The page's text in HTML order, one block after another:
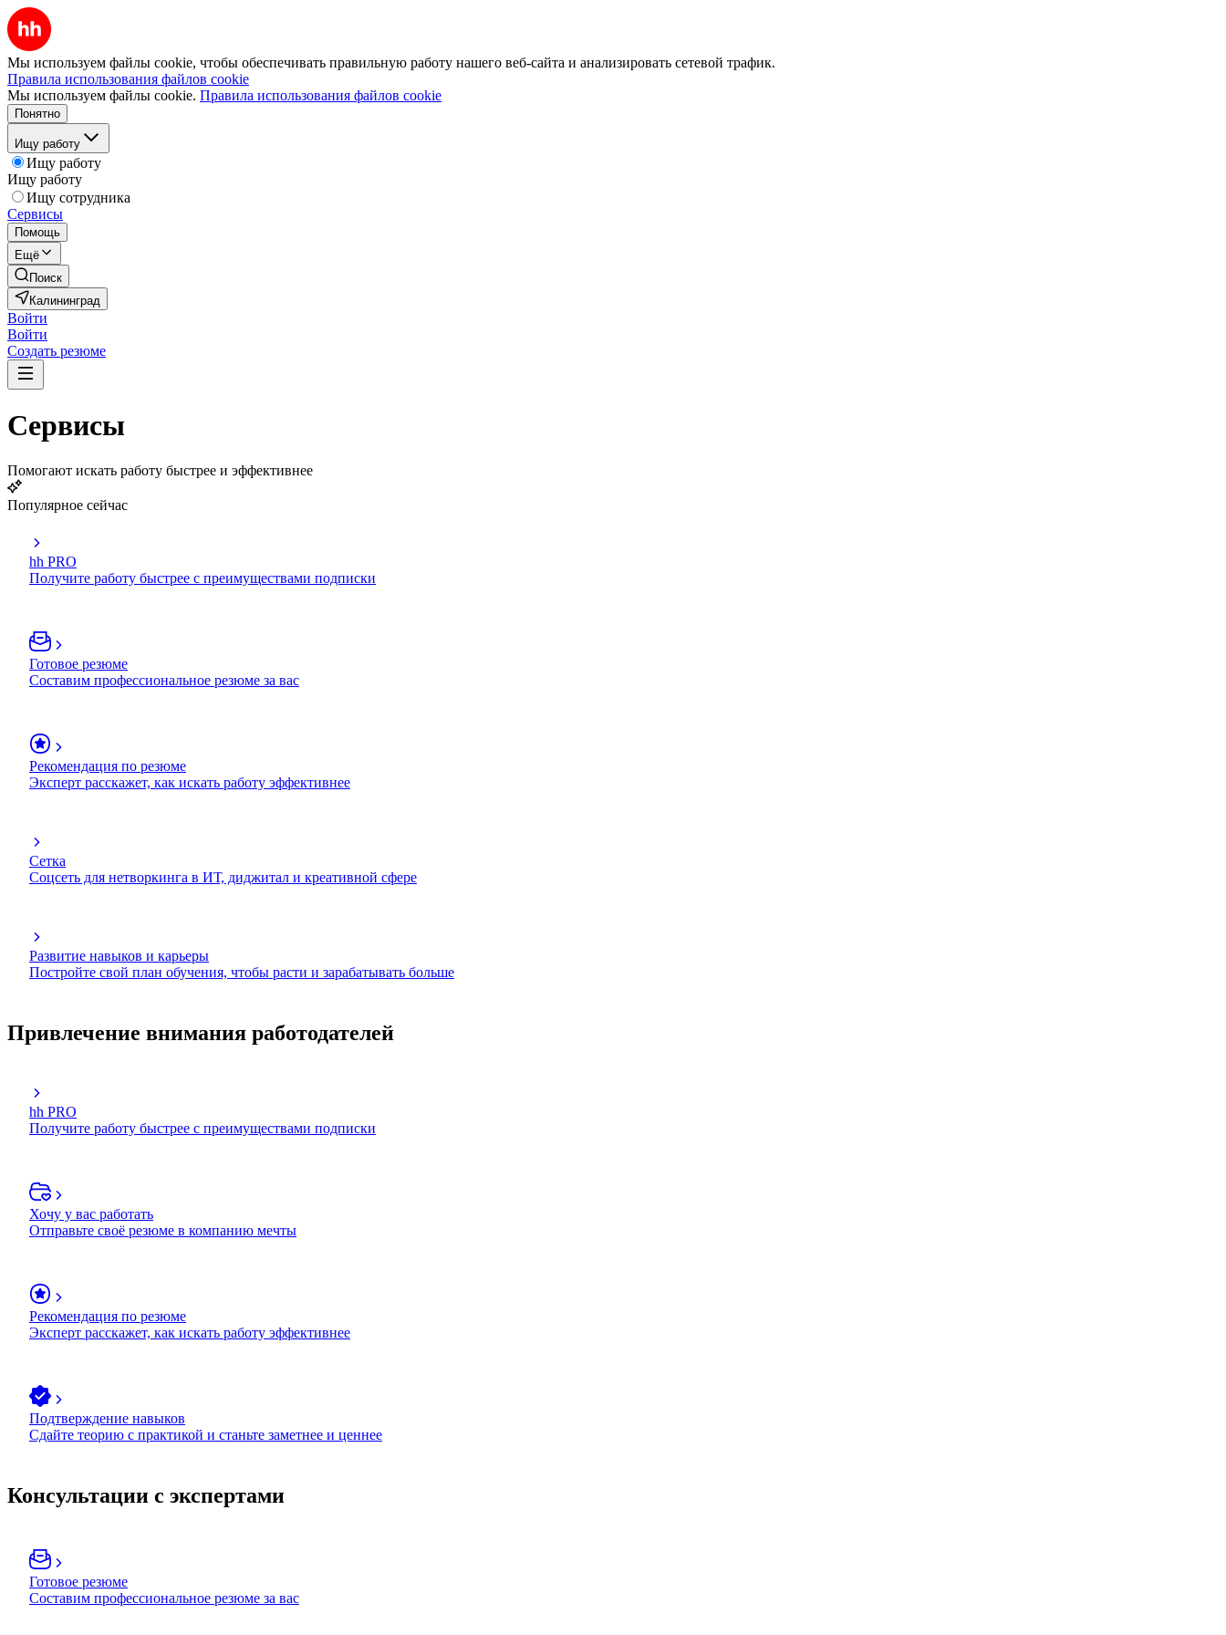
Мы используем файлы cookie, чтобы обеспечивать правильную работу нашего веб-сайта и анализировать сетевой трафик.
Правила использования файлов cookie
Мы используем файлы cookie. Правила использования файлов cookie
Понятно
Ищу работу
Ищу работу
Ищу работу
Ищу сотрудника
Сервисы
Помощь
Ещё
Поиск
Калининград
Войти
Войти
Создать резюме
Сервисы
Помогают искать работу быстрее и эффективнее
Популярное сейчас
hh PRO
Получите работу быстрее с преимуществами подписки
Готовое резюме
Составим профессиональное резюме за вас
Рекомендация по резюме
Эксперт расскажет, как искать работу эффективнее
Сетка
Соцсеть для нетворкинга в ИТ, диджитал и креативной сфере
Развитие навыков и карьеры
Постройте свой план обучения, чтобы расти и зарабатывать больше
Привлечение внимания работодателей
hh PRO
Получите работу быстрее с преимуществами подписки
Хочу у вас работать
Отправьте своё резюме в компанию мечты
Рекомендация по резюме
Эксперт расскажет, как искать работу эффективнее
Подтверждение навыков
Сдайте теорию с практикой и станьте заметнее и ценнее
Консультации с экспертами
Готовое резюме
Составим профессиональное резюме за вас